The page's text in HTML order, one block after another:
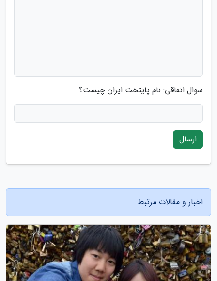
سوال اتفاقی: نام پایتخت ایران چیست؟
ارسال
اخبار و مقالات مرتبط